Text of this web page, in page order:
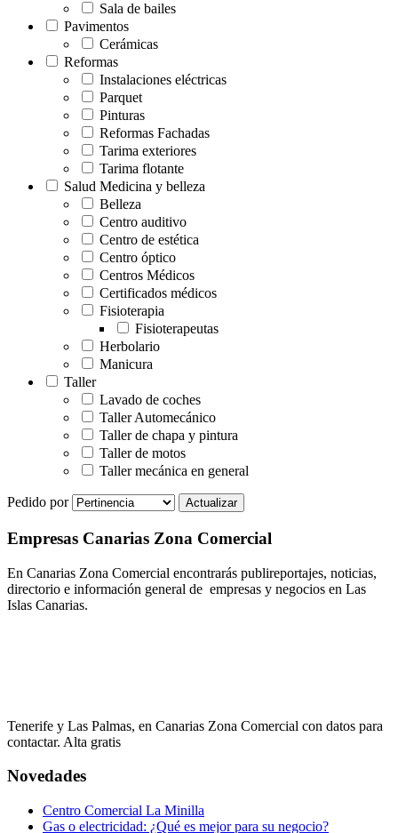
Sala de bailes
Pavimentos
Cerámicas
Reformas
Instalaciones eléctricas
Parquet
Pinturas
Reformas Fachadas
Tarima exteriores
Tarima flotante
Salud Medicina y belleza
Belleza
Centro auditivo
Centro de estética
Centro óptico
Centros Médicos
Certificados médicos
Fisioterapia
Fisioterapeutas
Herbolario
Manicura
Taller
Lavado de coches
Taller Automecánico
Taller de chapa y pintura
Taller de motos
Taller mecánica en general
Pedido por
Empresas Canarias Zona Comercial
En Canarias Zona Comercial encontrarás publireportajes, noticias,
directorio e información general de empresas y negocios en Las
Islas Canarias.
Tenerife y Las Palmas, en Canarias Zona Comercial con datos para
contactar. Alta gratis
Novedades
Centro Comercial La Minilla
Gas o electricidad: ¿Qué es mejor para su negocio?